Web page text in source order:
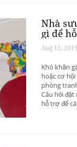
Nhà
gì để
phát
Aug 11,
Khó khăn
hoặc cơ
phòng
Câu hỏi
hỗ trợ để